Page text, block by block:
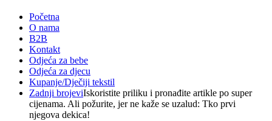
Početna
O nama
B2B
Kontakt
Odjeća za bebe
Odjeća za djecu
Kupanje/Dječiji tekstil
Zadnji brojeviIskoristite priliku i pronađite artikle po super
cijenama. Ali požurite, jer ne kaže se uzalud: Tko prvi
njegova dekica!